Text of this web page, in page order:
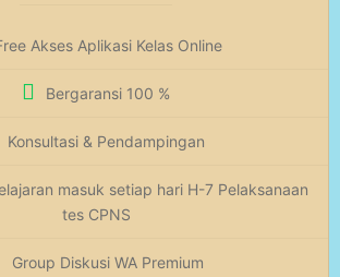
Akses Aplikasi Kelas Online
Bergaransi 100 %
Konsultasi & Pendampingan
masuk setiap hari H-7 Pelaksanaan
tes CPNS
Group Diskusi WA Premium